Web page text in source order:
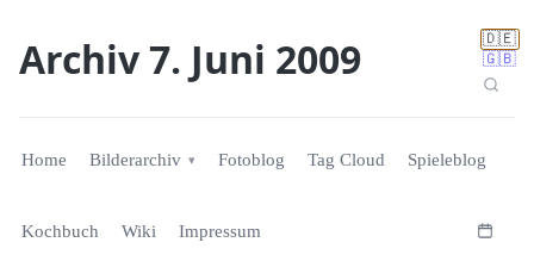
🇩🇪
🇬🇧
Archiv 7. Juni 2009
Home Bilderarchiv Fotoblog Tag Cloud Spieleblog
Kochbuch Wiki Impressum